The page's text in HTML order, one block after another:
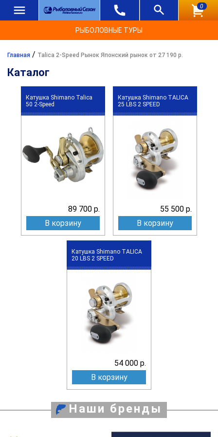
0
РЫБОЛОВНЫЕ ТУРЫ
Главная / Talica 2-Speed Рынок Японский рынок от 27 190 р.
Каталог
Катушка Shimano Talica
50 2-Speed
89 700 р.
В корзину
Катушка Shimano TALICA
25 LBS 2 SPEED
55 500 р.
В корзину
Катушка Shimano TALICA
20 LBS 2 SPEED
54 000 р.
В корзину
Наши бренды